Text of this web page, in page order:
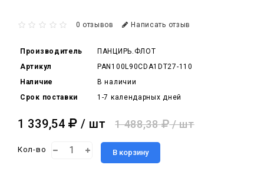
0 отзывов Написать отзыв
Производитель
ПАНЦИРЬ.ФЛОТ
Артикул
PAN100L90CDA1DT27-110
Наличие
В наличии
Срок поставки
1-7 календарных дней
1 339,54 / шт 1 488,38 / шт
Кол-во В корзину